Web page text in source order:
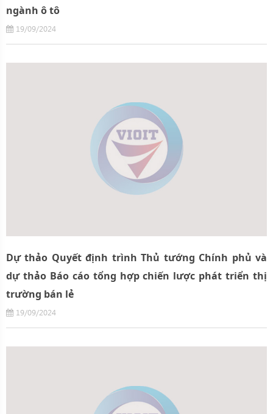
ngành ô tô
19/09/2024
Dự thảo Quyết định trình Thủ tướng Chính phủ và
dự thảo Báo cáo tổng hợp chiến lược phát triển thị
trường bán lẻ
19/09/2024